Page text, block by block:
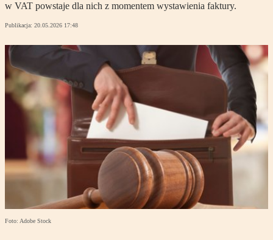
w VAT powstaje dla nich z momentem wystawienia faktury.
Publikacja: 20.05.2026 17:48
Foto: Adobe Stock